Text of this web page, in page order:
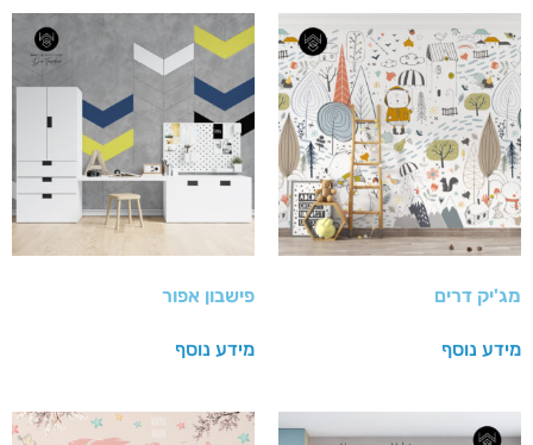
מג'יק דרים
מידע נוסף
פישבון אפור
מידע נוסף